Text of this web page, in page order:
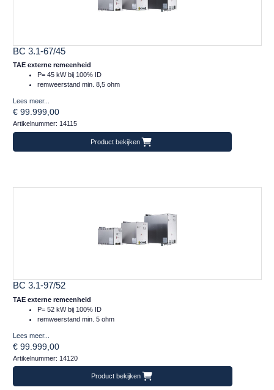
BC 3.1-67/45
TAE externe remeenheid
P= 45 kW bij 100% ID
remweerstand min. 8,5 ohm
Lees meer...
€ 99.999,00
Artikelnummer: 14115
Product bekijken
BC 3.1-97/52
TAE externe remeenheid
P= 52 kW bij 100% ID
remweerstand min. 5 ohm
Lees meer...
€ 99.999,00
Artikelnummer: 14120
Product bekijken